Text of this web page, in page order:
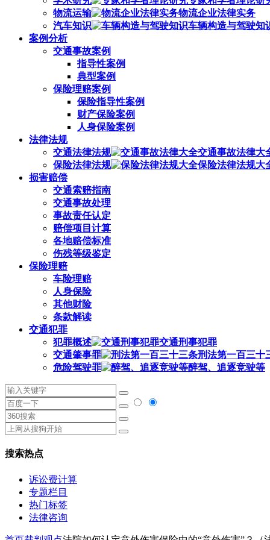
物流运输
物流企业法律实务
汽车知识
车辆构造与驾驶知
案例分析
交通事故案例
指导性案例
典型案例
保险理赔案例
保险指导性案例
财产保险案例
人身保险案例
法律法规
交通法律法规
交通事故法律大
保险法律法规
保险法律法规大
损害赔偿
交通索赔指南
交通事故处理
事故责任认定
赔偿项目计算
各地赔偿标准
伤残等级鉴定
保险理赔
车险理赔
人身保险
其他财险
条款解读
交通犯罪
犯罪概述
交通刑事犯罪
交通肇事罪
刑法第一百三十
危险驾驶罪
醉驾、追逐竞驶等
搜索热点
诉讼费计算
专题栏目
热门标签
法律咨询